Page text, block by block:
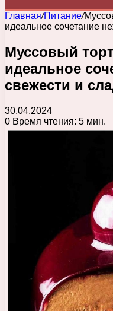
Главная/Питание/
идеальное сочетание
Муссовый
идеальное
свежести и
30.04.2024
0 Время чтения: 5 мин.